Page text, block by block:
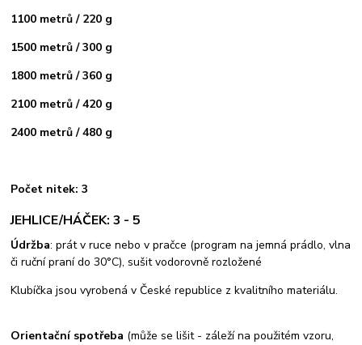
1100 metrů / 220 g
1500 metrů / 300 g
1800 metrů / 360 g
2100 metrů / 420 g
2400 metrů / 480 g
Počet nitek: 3
JEHLICE/HÁČEK: 3 - 5
Údržba: prát v ruce nebo v pračce (program na jemná prádlo, vlna
či ruční praní do 30°C), sušit vodorovně rozložené
Klubíčka jsou vyrobená v České republice z kvalitního materiálu.
Orientační spotřeba (může se lišit - záleží na použitém vzoru,